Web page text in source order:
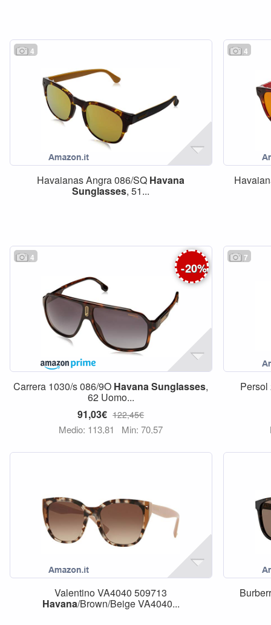
4
Havaianas Angra 086/SQ Havana
Sunglasses, 51...
4
4
-20%
Carrera 1030/s 086/9O HavanaSunglasses,
62 Uomo...
91,03€ 122,45€
Medio: 113,81 Min: 70,57
7
Persol
Valentino VA4040 509713
Havana/Brown/Beige VA4040...